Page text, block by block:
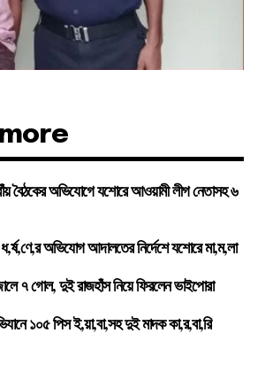
বৈঠকের অভিযোগে যশোরে আওয়ামী লীগ নেতাসহ ৬
অভিযোগ আদালতের নির্দেশে যশোরে মা,ম,লা
৭ গোল, দুই রাজহাঁস নিয়ে ফিরলেন ভাইপোরা
১০৫ পিস ই,য়া,বা,সহ দুই মাদক কা,র,বা,রি